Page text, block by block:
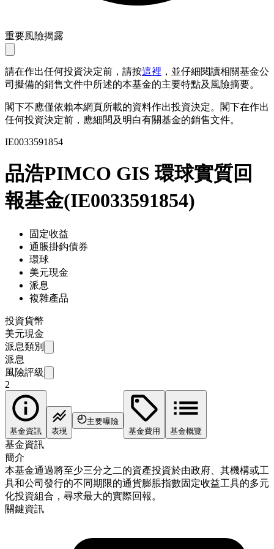
重要風險揭露
請在作出任何投資決定前，請按這裡 ，並仔細閱讀相關基金公
司擬備的銷售文件中所述的本基金的主要特點及風險摘要。
閣下不應僅依賴本網頁所載的資料作出投資決定。閣下在作出
任何投資決定前，應細閱及明白有關基金的銷售文件。
IE0033591854
品浩PIMCO GIS 環球實質回
報基金(IE0033591854)
固定收益
通脹掛鈎債券
環球
美元現金
派息
複雜產品
投資貨幣
美元現金
派息類別
派息
風險評級
2
基金資訊 表現
主要曝險
基金費用
基金概覽
基金資訊
簡介
本基金通過將至少三分之二的資產投資於由政府、其機構或工
具和公司發行的不同期限的通貨膨脹指數固定收益工具的多元
化投資組合，尋求最大的實際回報。
關鍵資訊